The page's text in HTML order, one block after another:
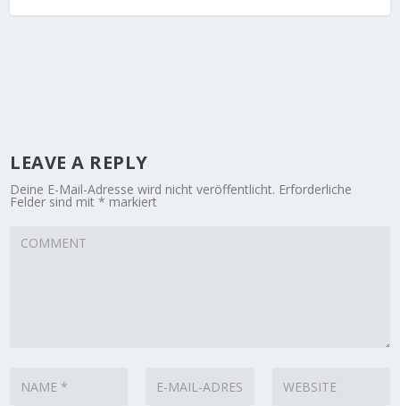
LEAVE A REPLY
Deine E-Mail-Adresse wird nicht veröffentlicht. Erforderliche
Felder sind mit* markiert